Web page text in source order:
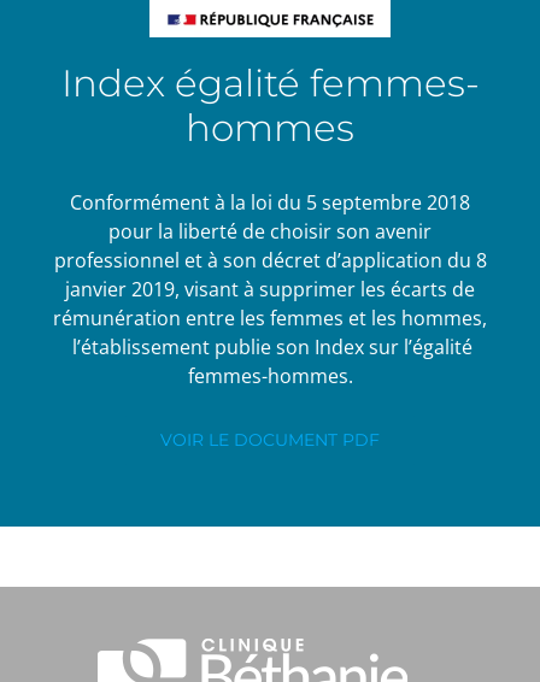
Index égalité femmes-
hommes
Conformément à la loi du 5 septembre 2018
pour la liberté de choisir son avenir
professionnel et à son décret d’application du 8
janvier 2019, visant à supprimer les écarts de
rémunération entre les femmes et les hommes,
l’établissement publie son Index sur l’égalité
femmes-hommes.
VOIR LE DOCUMENT PDF